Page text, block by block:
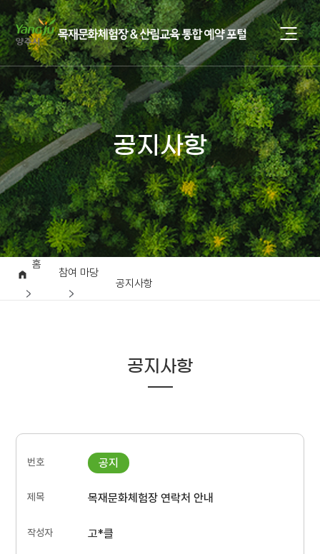
공지사항
홈
참여 마당
공지사항
공지사항
목재문화체험장 연락처 안내
고*클